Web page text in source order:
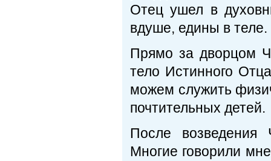
Отец ушел в
вдуше, едины в теле.
Прямо за дворцом
тело Истинного
можем служить
почтительных детей.
После возведения
Многие говорили